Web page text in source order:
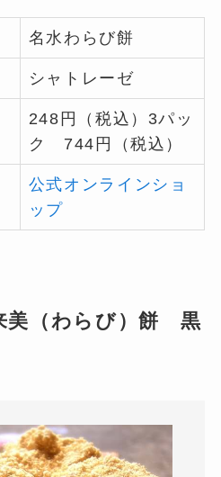
名水わらび餅
シャトレーゼ
248円（税込）3パッ
ク 744円（税込）
公式オンラインショ
ップ
美（わらび）餅 黒